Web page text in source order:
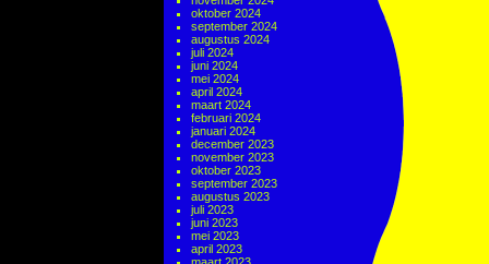
oktober 2024
september 2024
augustus 2024
juli 2024
juni 2024
mei 2024
april 2024
maart 2024
februari 2024
januari 2024
december 2023
november 2023
oktober 2023
september 2023
augustus 2023
juli 2023
juni 2023
mei 2023
april 2023